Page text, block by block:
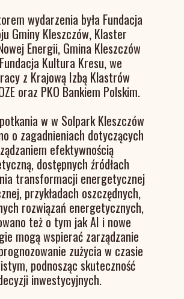
wydarzenia była Fundacja
Gminy Kleszczów, Klaster
Energii, Gmina Kleszczów
Kultura Kresu, we
z Krajową Izbą Klastrów
oraz PKO Bankiem Polskim.
w w Solpark Kleszczów
o zagadnieniach dotyczących
efektywnością
dostępnych źródłach
transformacji energetycznej
przykładach oszczędnych,
rozwiązań energetycznych,
też o tym jak AI i nowe
mogą wspierać zarządzanie
zużycia w czasie
podnosząc skuteczność
inwestycyjnych.